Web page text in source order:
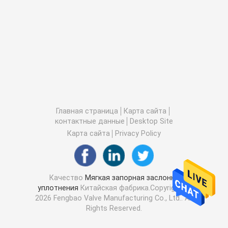
Главная страница
Карта сайта
контактные данные
Desktop Site
Карта сайта
Privacy Policy
Качество Мягкая запорная заслонка
уплотнения Китайская фабрика.Copyright ©
2026 Fengbao Valve Manufacturing Co., Ltd.. All
Rights Reserved.